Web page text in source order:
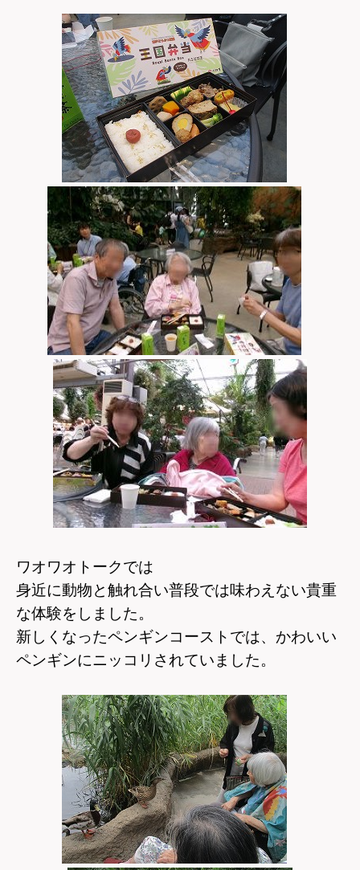
ワオワオトークでは
身近に動物と触れ合い普段では味わえない貴重
な体験をしました。
新しくなったペンギンコーストでは、かわいい
ペンギンにニッコリされていました。